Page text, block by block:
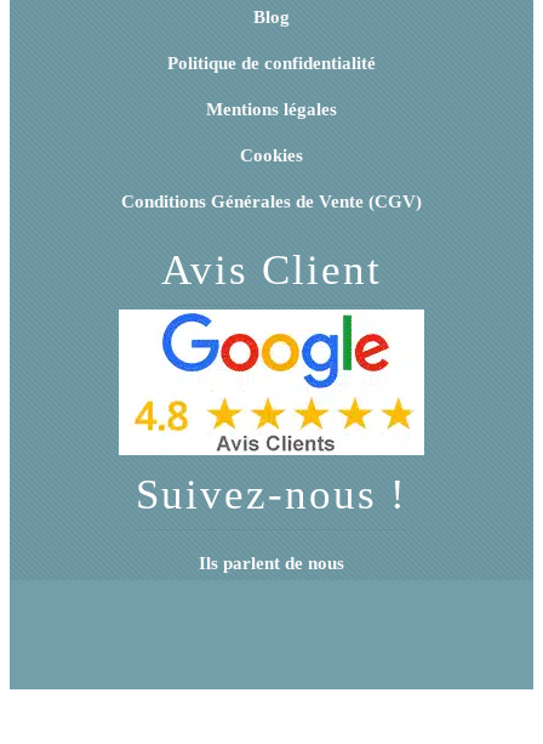
Blog
Politique de confidentialité
Mentions légales
Cookies
Conditions Générales de Vente (CGV)
Avis Client
Suivez-nous !
Ils parlent de nous